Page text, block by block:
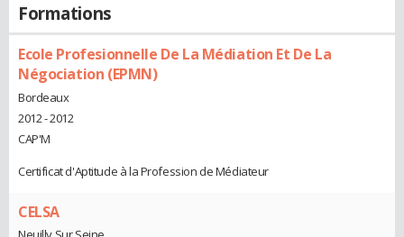
Formations
Ecole Profesionnelle De La Médiation Et De La
Négociation (EPMN)
Bordeaux
2012 - 2012
CAP'M
Certificat d'Aptitude à la Profession de Médiateur
CELSA